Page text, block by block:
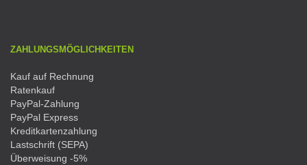
ZAHLUNGSMÖGLICHKEITEN
Kauf auf Rechnung
Ratenkauf
PayPal-Zahlung
PayPal Express
Kreditkartenzahlung
Lastschrift (SEPA)
Überweisung -5%